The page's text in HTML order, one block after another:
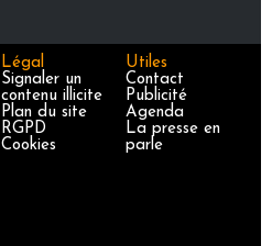
Légal
Signaler un
contenu illicite
Plan du site
RGPD
Cookies
Utiles
Contact
Publicité
Agenda
La presse en
parle